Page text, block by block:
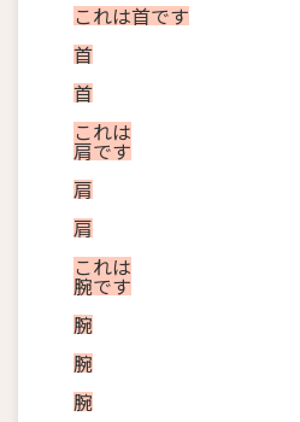
これは首です
首
首
これは
肩です
肩
肩
これは
腕です
腕
腕
腕